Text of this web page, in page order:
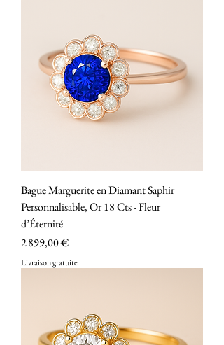
Bague Marguerite en Diamant Saphir
Personnalisable, Or 18 Cts - Fleur
d’Éternité
Prix
2 899,00 €
Livraison gratuite